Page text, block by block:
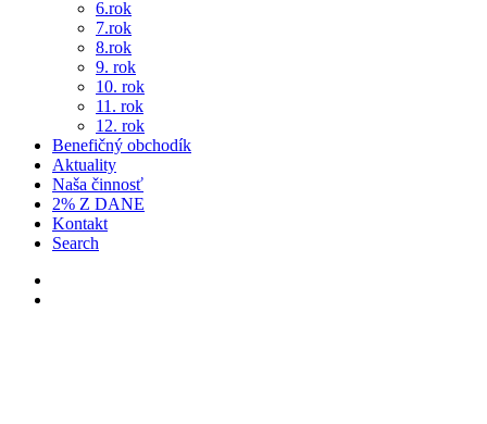
6.rok
7.rok
8.rok
9. rok
10. rok
11. rok
12. rok
Benefičný obchodík
Aktuality
Naša činnosť
2% Z DANE
Kontakt
Search